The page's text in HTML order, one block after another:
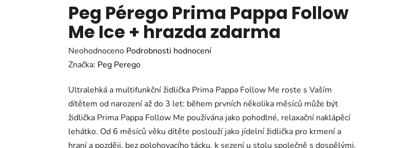
Peg Pérego Prima Pappa Follow
Me Ice + hrazda zdarma
Průměrné
hodnocení
je
0,0
z
5
Neohodnoceno Podrobnosti hodnocení
Značka: Peg Perego
Ultralehká a multifunkční židlička Prima Pappa Follow Me roste s Vaším
dítětem od narození až do 3 let: během prvních několika měsíců může být
židlička Prima Pappa Follow Me používána jako pohodlné, relaxační naklápěcí
lehátko. Od 6 měsíců věku dítěte poslouží jako jídelní židlička pro krmení a
hraní a později, bez polohovacího tácku, k sezení u stolu společně s dospělými.